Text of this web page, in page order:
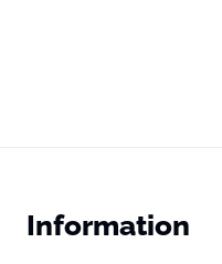
Information